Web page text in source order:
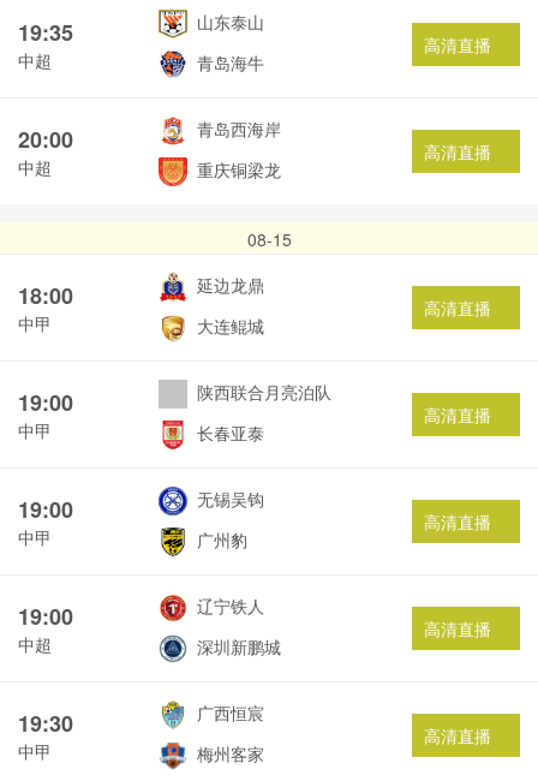
19:35
中超
山东泰山
青岛海牛
高清直播
20:00
中超
青岛西海岸
重庆铜梁龙
高清直播
08-15
18:00
中甲
延边龙鼎
大连鲲城
高清直播
19:00
中甲
陕西联合月亮泊队
长春亚泰
高清直播
19:00
中甲
无锡吴钩
广州豹
高清直播
19:00
中超
辽宁铁人
深圳新鹏城
高清直播
19:30
中甲
广西恒宸
梅州客家
高清直播